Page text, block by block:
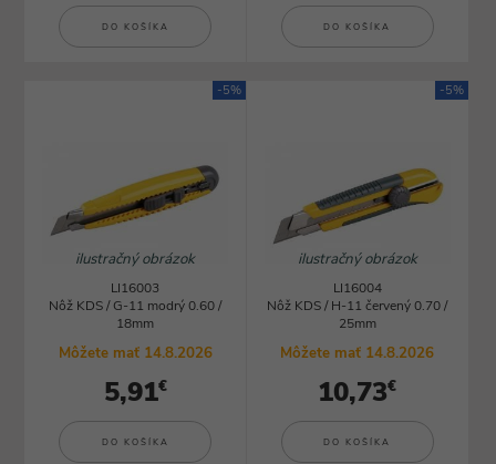
DO KOŠÍKA DO KOŠÍKA
-5%
ilustračný obrázok
LI16003
Nôž KDS / G-11 modrý 0.60 /
18mm
Môžete mať 14.8.2026
5,91€
DO KOŠÍKA
-5%
ilustračný obrázok
LI16004
Nôž KDS / H-11 červený 0.70 /
25mm
Môžete mať 14.8.2026
10,73€
DO KOŠÍKA